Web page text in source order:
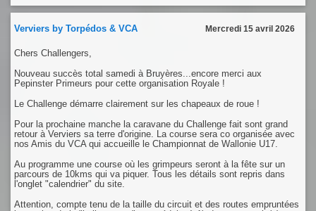
Verviers by Torpédos & VCA Mercredi 15 avril 2026
Chers Challengers,
Nouveau succès total samedi à Bruyères...encore merci aux
Pepinster Primeurs pour cette organisation Royale !
Le Challenge démarre clairement sur les chapeaux de roue !
Pour la prochaine manche la caravane du Challenge fait sont grand
retour à Verviers sa terre d'origine. La course sera co organisée avec
nos Amis du VCA qui accueille le Championnat de Wallonie U17.
Au programme une course où les grimpeurs seront à la fête sur un
parcours de 10kms qui va piquer. Tous les détails sont repris dans
l'onglet "calendrier" du site.
Attention, compte tenu de la taille du circuit et des routes empruntées